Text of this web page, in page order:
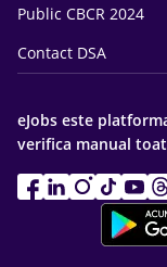
Public CBCR 2024
Contact DSA
eJobs este
verifica manual